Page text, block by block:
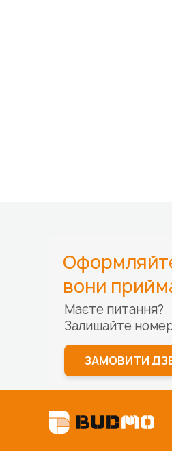
вони
Маєте питання?
Залишайте
ЗАМОВИТИ